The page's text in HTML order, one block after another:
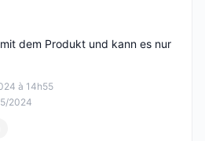
à 14h55
2024
dem Produkt und kann es nur